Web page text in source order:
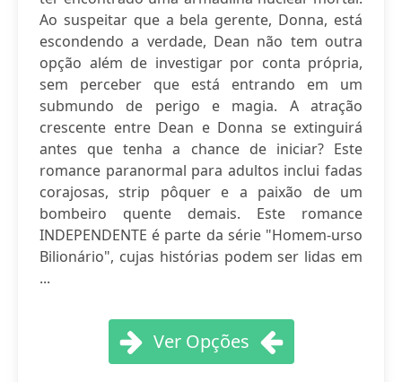
Ao suspeitar que a bela gerente, Donna, está
escondendo a verdade, Dean não tem outra
opção além de investigar por conta própria,
sem perceber que está entrando em um
submundo de perigo e magia. A atração
crescente entre Dean e Donna se extinguirá
antes que tenha a chance de iniciar? Este
romance paranormal para adultos inclui fadas
corajosas, strip pôquer e a paixão de um
bombeiro quente demais. Este romance
INDEPENDENTE é parte da série "Homem-urso
Bilionário", cujas histórias podem ser lidas em
...
Ver Opções